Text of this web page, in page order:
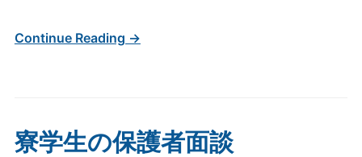
Continue Reading →
寮学生の保護者面談